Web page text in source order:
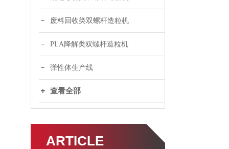
废料回收类双螺杆造粒机
PLA降解类双螺杆造粒机
弹性体生产线
查看全部
ARTICLE